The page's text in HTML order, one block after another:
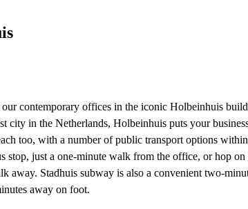
contemporary offices in the iconic Holbeinhuis
city in the Netherlands, Holbeinhuis puts your
too, with a number of public transport options
stop, just a one-minute walk from the office, or hop on
away. Stadhuis subway is also a convenient two-
away on foot.